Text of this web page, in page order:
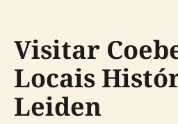
Visitar
Locais
Leiden